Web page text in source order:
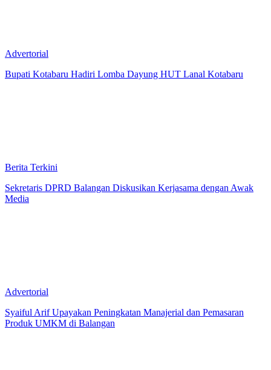
Advertorial
Bupati Kotabaru Hadiri Lomba Dayung HUT Lanal Kotabaru
Berita Terkini
Sekretaris DPRD Balangan Diskusikan Kerjasama dengan Awak
Media
Advertorial
Syaiful Arif Upayakan Peningkatan Manajerial dan Pemasaran
Produk UMKM di Balangan